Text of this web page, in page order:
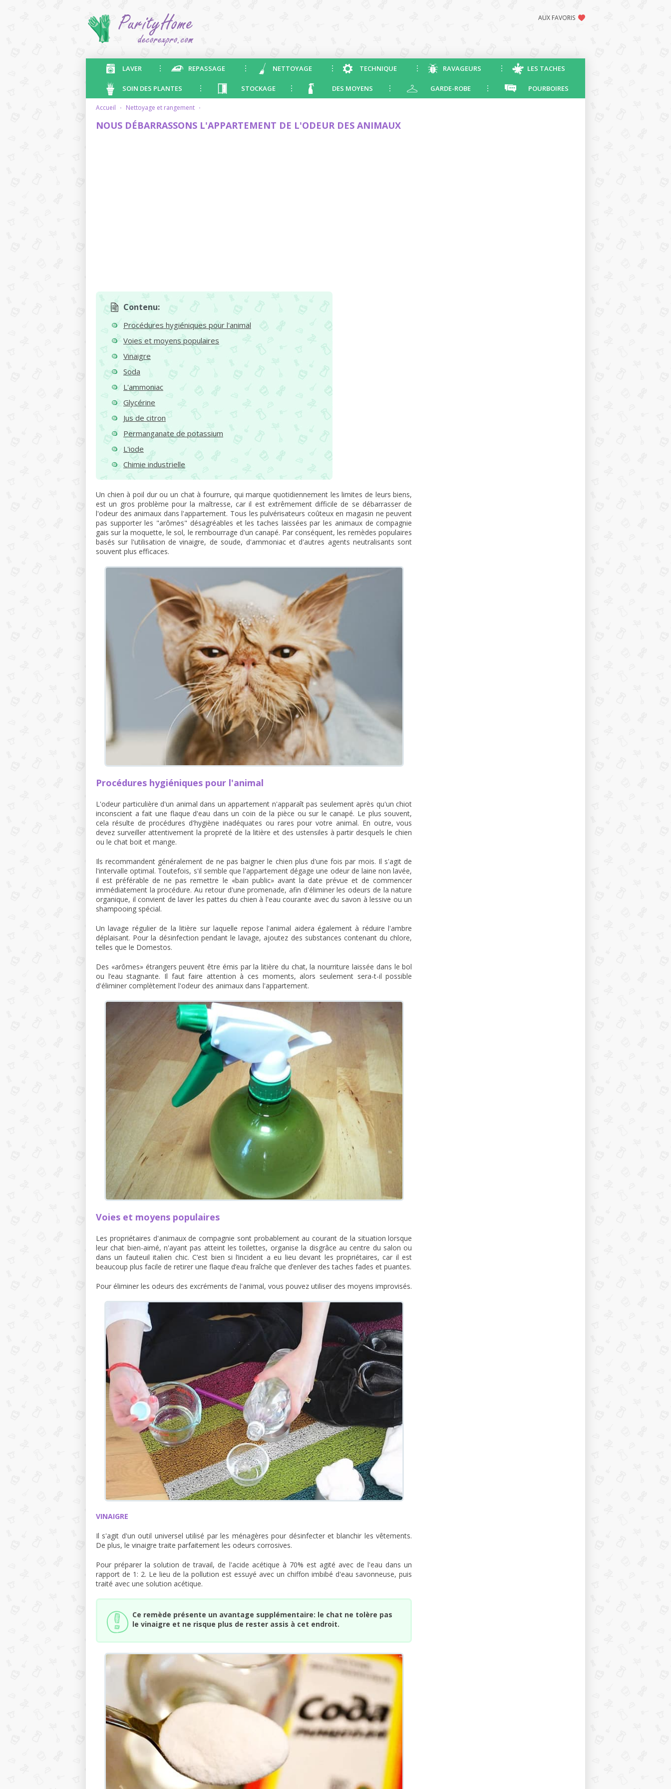
AUX FAVORIS
LAVER REPASSAGE NETTOYAGE TECHNIQUE RAVAGEURS LES TACHES
SOIN DES PLANTES STOCKAGE DES MOYENS GARDE-ROBE POURBOIRES
accueil · nettoyage et rangement ·
NOUS DÉBARRASSONS L'APPARTEMENT DE L'ODEUR DES ANIMAUX
Contenu:
Procédures hygiéniques pour l'animal
Voies et moyens populaires
Vinaigre
Soda
L'ammoniac
Glycérine
Jus de citron
Permanganate de potassium
L'iode
Chimie industrielle
Un chien à poil dur ou un chat à fourrure, qui marque quotidiennement les limites de leurs biens,
est un gros problème pour la maîtresse, car il est extrêmement difficile de se débarrasser de
l'odeur des animaux dans l'appartement. Tous les pulvérisateurs coûteux en magasin ne peuvent
pas supporter les "arômes" désagréables et les taches laissées par les animaux de compagnie
gais sur la moquette, le sol, le rembourrage d'un canapé. Par conséquent, les remèdes populaires
basés sur l'utilisation de vinaigre, de soude, d'ammoniac et d'autres agents neutralisants sont
souvent plus efficaces.
Procédures hygiéniques pour l'animal
L'odeur particulière d'un animal dans un appartement n'apparaît pas seulement après qu'un chiot
inconscient a fait une flaque d'eau dans un coin de la pièce ou sur le canapé. Le plus souvent,
cela résulte de procédures d'hygiène inadéquates ou rares pour votre animal. En outre, vous
devez surveiller attentivement la propreté de la litière et des ustensiles à partir desquels le chien
ou le chat boit et mange.
Ils recommandent généralement de ne pas baigner le chien plus d'une fois par mois. Il s'agit de
l'intervalle optimal. Toutefois, s'il semble que l'appartement dégage une odeur de laine non lavée,
il est préférable de ne pas remettre le «bain public» avant la date prévue et de commencer
immédiatement la procédure. Au retour d'une promenade, afin d'éliminer les odeurs de la nature
organique, il convient de laver les pattes du chien à l'eau courante avec du savon à lessive ou un
shampooing spécial.
Un lavage régulier de la litière sur laquelle repose l'animal aidera également à réduire l'ambre
déplaisant. Pour la désinfection pendant le lavage, ajoutez des substances contenant du chlore,
telles que le Domestos.
Des «arômes» étrangers peuvent être émis par la litière du chat, la nourriture laissée dans le bol
ou l’eau stagnante. Il faut faire attention à ces moments, alors seulement sera-t-il possible
d'éliminer complètement l'odeur des animaux dans l'appartement.
Voies et moyens populaires
Les propriétaires d'animaux de compagnie sont probablement au courant de la situation lorsque
leur chat bien-aimé, n'ayant pas atteint les toilettes, organise la disgrâce au centre du salon ou
dans un fauteuil italien chic. C’est bien si l’incident a eu lieu devant les propriétaires, car il est
beaucoup plus facile de retirer une flaque d’eau fraîche que d’enlever des taches fades et puantes.
Pour éliminer les odeurs des excréments de l'animal, vous pouvez utiliser des moyens improvisés.
VINAIGRE
Il s'agit d'un outil universel utilisé par les ménagères pour désinfecter et blanchir les vêtements.
De plus, le vinaigre traite parfaitement les odeurs corrosives.
Pour préparer la solution de travail, de l'acide acétique à 70% est agité avec de l'eau dans un
rapport de 1: 2. Le lieu de la pollution est essuyé avec un chiffon imbibé d'eau savonneuse, puis
traité avec une solution acétique.
Ce remède présente un avantage supplémentaire: le chat ne tolère pas
le vinaigre et ne risque plus de rester assis à cet endroit.